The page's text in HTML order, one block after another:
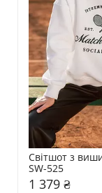
Світшот з
SW-525
1 379 ₴